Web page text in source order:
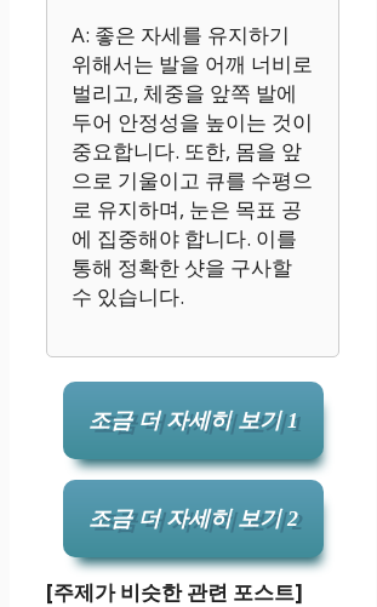
A: 좋은 자세를 유지하기
위해서는 발을 어깨 너비로
벌리고, 체중을 앞쪽 발에
두어 안정성을 높이는 것이
중요합니다. 또한, 몸을 앞
으로 기울이고 큐를 수평으
로 유지하며, 눈은 목표 공
에 집중해야 합니다. 이를
통해 정확한 샷을 구사할
수 있습니다.
조금 더 자세히 보기 1
조금 더 자세히 보기 2
[주제가 비슷한 관련 포스트]